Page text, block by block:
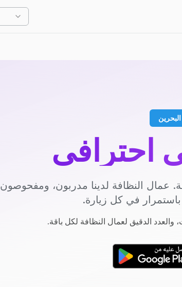
احترافي
النظافة لدينا مدربون، ومفحوصون
في كل زيارة.
الدقيق لعمال النظافة لكل باقة.